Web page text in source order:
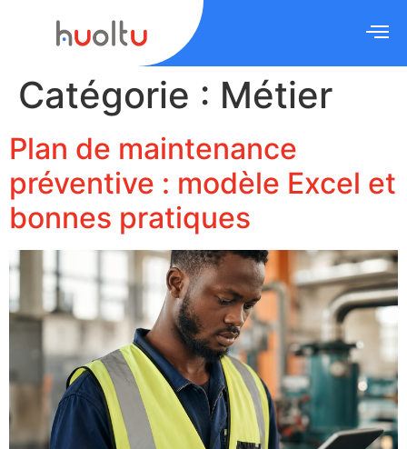
Catégorie : Métier
Plan de maintenance
préventive : modèle Excel et
bonnes pratiques